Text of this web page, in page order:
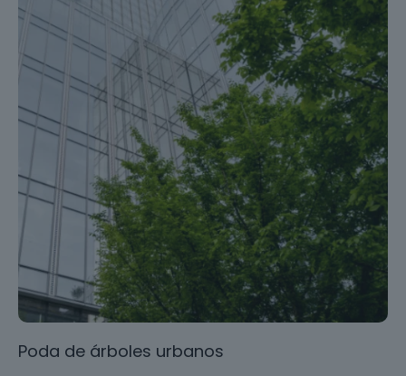
Poda de árboles urbanos